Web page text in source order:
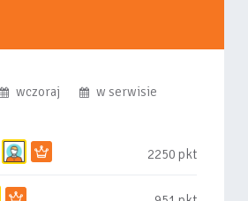
wczoraj w serwisie
2250 pkt